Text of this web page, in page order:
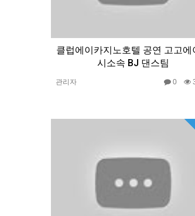
클럽에이카지노호텔 공연 고고에
시소속 BJ 댄스팀
관리자 0